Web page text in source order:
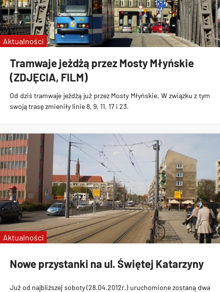
Tramwaje jeżdżą przez Mosty Młyńskie
(ZDJĘCIA, FILM)
Od dziśtramwaje jeżdżą już przez Mosty Młyńskie. W związku z tym
swoją trasę zmieniły linie 8, 9, 11, 17 i 23.
Aktualności
Nowe przystanki na ul. Świętej Katarzyny
Już od najbliższej soboty (28.04.2012r.) uruchomione zostaną dwa
Aktualności